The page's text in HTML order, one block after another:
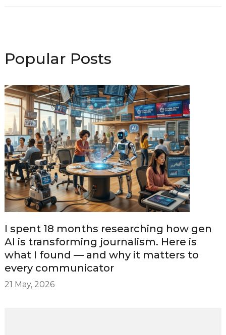
Popular Posts
I spent 18 months researching how gen
AI is transforming journalism. Here is
what I found — and why it matters to
every communicator
21 May, 2026